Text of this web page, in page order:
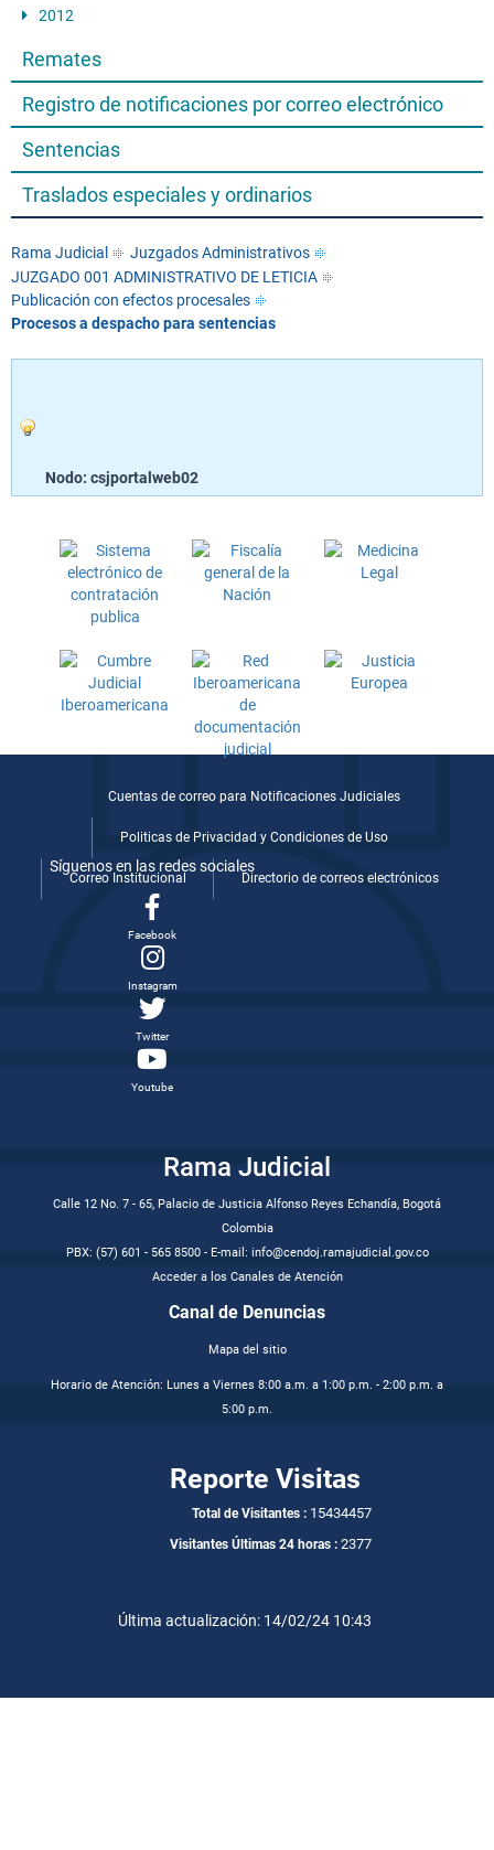
2012
Remates
Registro de notificaciones por correo electrónico
Sentencias
Traslados especiales y ordinarios
Rama Judicial
Juzgados Administrativos
JUZGADO 001 ADMINISTRATIVO DE LETICIA
Publicación con efectos procesales
Procesos a despacho para sentencias
Nodo: csjportalweb02
Cuentas de correo para Notificaciones Judiciales
Politicas de Privacidad y Condiciones de Uso
Correo Institucional Directorio de correos electrónicos
Síguenos en las redes sociales
Facebook
Instagram
Twitter
Youtube
Rama Judicial
Calle 12 No. 7 - 65, Palacio de Justicia Alfonso Reyes Echandía, Bogotá
Colombia
PBX: (57) 601 - 565 8500 - E-mail: info@cendoj.ramajudicial.gov.co
Acceder a los Canales de Atención
Canal de Denuncias
Mapa del sitio
Horario de Atención: Lunes a Viernes 8:00 a.m. a 1:00 p.m. - 2:00 p.m. a
5:00 p.m.
Reporte Visitas
Total de Visitantes : 15434457
Visitantes Últimas 24 horas : 2377
Última actualización: 14/02/24 10:43